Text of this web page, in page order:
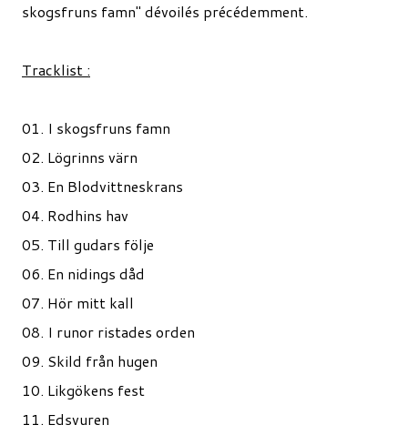
skogsfruns famn" dévoilés précédemment.
Tracklist :
01. I skogsfruns famn
02. Lögrinns värn
03. En Blodvittneskrans
04. Rodhins hav
05. Till gudars följe
06. En nidings dåd
07. Hör mitt kall
08. I runor ristades orden
09. Skild från hugen
10. Likgökens fest
11. Edsvuren